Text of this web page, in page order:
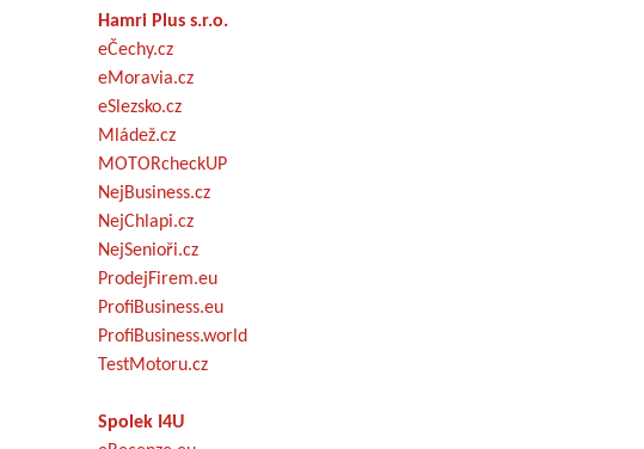
Hamri Plus s.r.o.
eČechy.cz
eMoravia.cz
eSlezsko.cz
Mládež.cz
MOTORcheckUP
NejBusiness.cz
NejChlapi.cz
NejSenioři.cz
ProdejFirem.eu
ProfiBusiness.eu
ProfiBusiness.world
TestMotoru.cz
Spolek I4U